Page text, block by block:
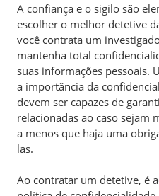
A confiança e o sigilo são
escolher o melhor detetive
você contrata um
mantenha total
suas informações pessoais.
a importância da
devem ser capazes de
relacionadas ao caso sejam
a menos que haja uma
las.
Ao contratar um detetive, é